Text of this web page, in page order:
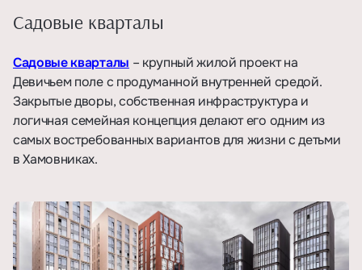
Садовые кварталы
Садовые кварталы – крупный жилой проект на
Девичьем поле с продуманной внутренней средой.
Закрытые дворы, собственная инфраструктура и
логичная семейная концепция делают его одним из
самых востребованных вариантов для жизни с детьми
в Хамовниках.